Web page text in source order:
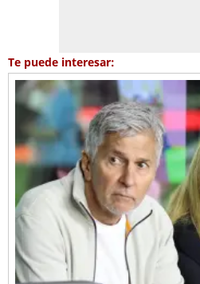
Te puede interesar: